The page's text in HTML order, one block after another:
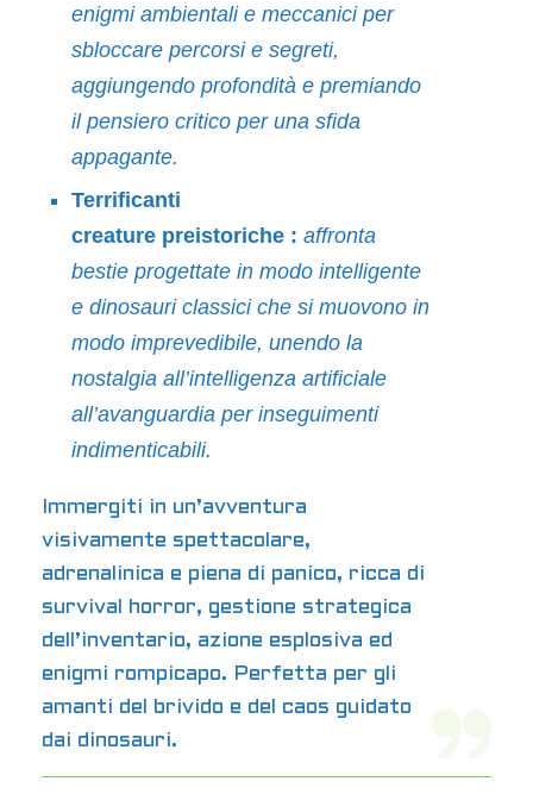
enigmi ambientali e meccanici per
sbloccare percorsi e segreti,
aggiungendo profondità e premiando
il pensiero critico per una sfida
appagante.
Terrificanti
creature preistoriche : affronta
bestie progettate in modo intelligente
e dinosauri classici che si muovono in
modo imprevedibile, unendo la
nostalgia all’intelligenza artificiale
all’avanguardia per inseguimenti
indimenticabili.
Immergiti in un’avventura
visivamente spettacolare,
adrenalinica e piena di panico, ricca di
survival horror, gestione strategica
dell’inventario, azione esplosiva ed
enigmi rompicapo. Perfetta per gli
amanti del brivido e del caos guidato
dai dinosauri.